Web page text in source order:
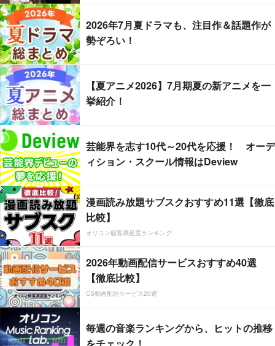
2026年7月夏ドラマも、注目作＆話題作が
勢ぞろい！
【夏アニメ2026】7月期夏の新アニメを一
挙紹介！
芸能界を志す10代～20代を応援！ オーデ
ィション・スクール情報はDeview
漫画読み放題サブスクおすすめ11選【徹底
比較】
オリコン顧客満足度ランキング
2026年動画配信サービスおすすめ40選
【徹底比較】
CS動画配信サービス20選
毎週の音楽ランキングから、ヒットの推移